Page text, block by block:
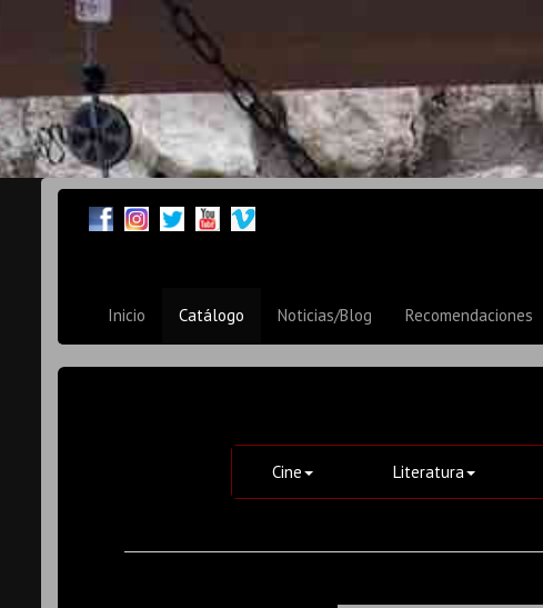
Inicio Catálogo Noticias/Blog Recomendaciones
Cine Literatura